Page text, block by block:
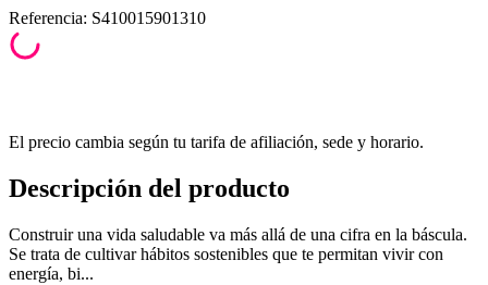
Referencia: S410015901310
El precio cambia según tu tarifa de afiliación, sede y horario.
Descripción del producto
Construir una vida saludable va más allá de una cifra en la báscula.
Se trata de cultivar hábitos sostenibles que te permitan vivir con
energía, bi...